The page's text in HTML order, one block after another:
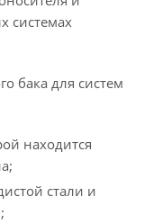
системах
бака для систем
находится
стали и